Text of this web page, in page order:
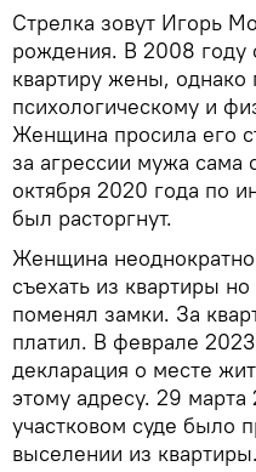
Стрелка зовут Игорь
рождения. В 2008 году
квартиру жены, однако
психологическому и
Женщина просила его
за агрессии мужа сама
октября 2020 года по
был расторгнут.
Женщина
съехать из квартиры
поменял замки. За
платил. В феврале
декларация о месте
этому адресу. 29
участковом суде было
выселении из